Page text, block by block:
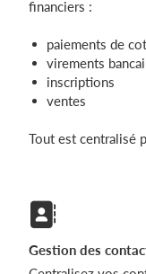
financiers :
paiements de
virements
inscriptions
ventes
Tout est centralisé
Gestion des